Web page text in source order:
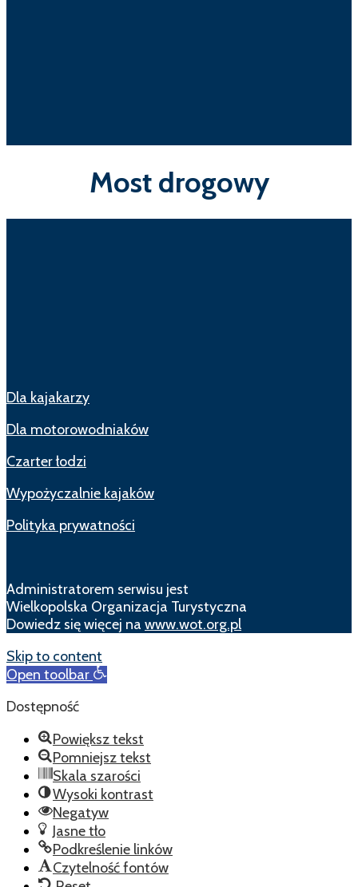
Most drogowy
Dla kajakarzy
Dla motorowodniaków
Czarter łodzi
Wypożyczalnie kajaków
Polityka prywatności
Administratorem serwisu jest
Wielkopolska Organizacja Turystyczna
Dowiedz się więcej na www.wot.org.pl
Skip to content
Open toolbar
Dostępność
Powiększ tekst
Pomniejsz tekst
Skala szarości
Wysoki kontrast
Negatyw
Jasne tło
Podkreślenie linków
Czytelność fontów